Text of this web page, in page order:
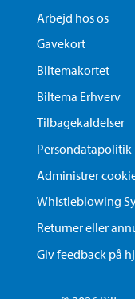
Arbejd hos os
Gavekort
Biltemakortet
Biltema Erhverv
Tilbagekaldelser
Persondatapolitik
Administrer
Whistleblowing
Returner eller
Giv feedback på